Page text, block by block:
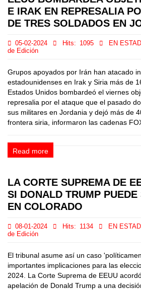
E IRAK EN REPRESALIA
DE TRES SOLDADOS EN
05-02-2024 Hits: 1095 EN
de Edición
Grupos apoyados por Irán han atacado
estadounidenses en Irak y Siria más de
Estados Unidos bombardeó el viernes
represalia por el ataque que el pasado
sus militares en Jordania y dejó más de
frontera siria, informaron las cadenas
Read more
LA CORTE SUPREMA DE
SI DONALD TRUMP PUEDE
EN COLORADO
08-01-2024 Hits: 1134 EN
de Edición
El tribunal asume así un caso
importantes implicaciones para las
2024. La Corte Suprema de EEUU
apelación de Donald Trump a una